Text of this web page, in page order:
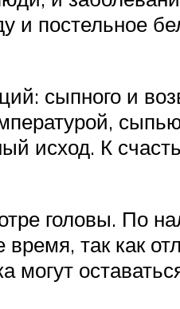
и постельное
сыпного и
исход. К
головы. По
так как